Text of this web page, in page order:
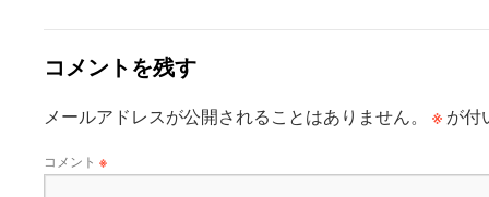
コメントを残す
メールアドレスが公開されることはありません。 ※ が付
コメント ※